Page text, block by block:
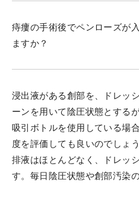
痔瘻の手術後でペンローズが
ますか？
浸出液がある創部を、ドレッ
ーンを用いて陰圧状態とする
吸引ボトルを使用している場
度を評価しても良いのでしょう
排液はほとんどなく、ドレッ
す。毎日陰圧状態や創部汚染